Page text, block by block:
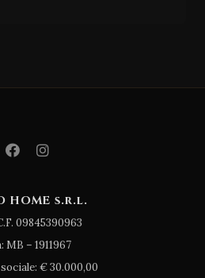
HOME s.r.l.
09845390963
MB – 1911967
€ 30.000,00